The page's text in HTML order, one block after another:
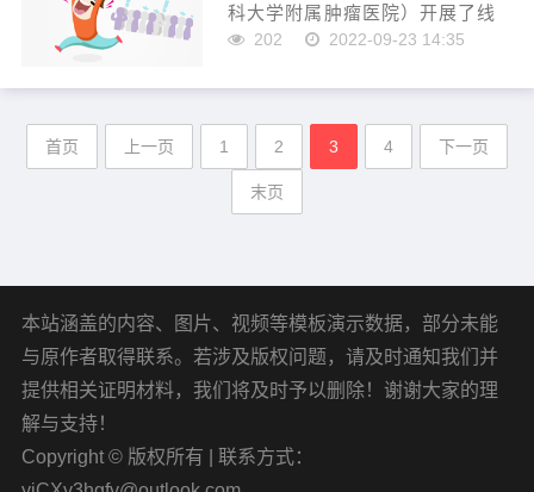
科大学附属肿瘤医院）开展了线
上、线下系列淋巴瘤公益科普活
小众，但其发病率增长不容小
202 2022-09-23 14:35
首页 上一页 1 2 3 4 下一页
末页
本站涵盖的内容、图片、视频等模板演示数据，部分未能
与原作者取得联系。若涉及版权问题，请及时通知我们并
提供相关证明材料，我们将及时予以删除！谢谢大家的理
解与支持！
Copyright © 版权所有 | 联系方式：